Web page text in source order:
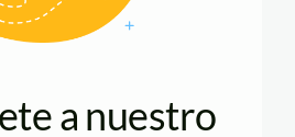
a nuestro